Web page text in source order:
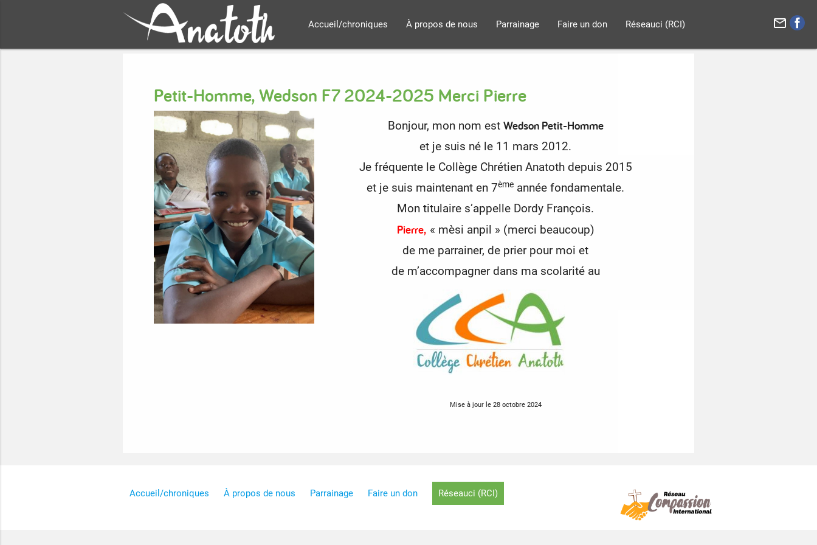
Accueil/chroniques À propos de nous Parrainage Faire un don Réseauci (RCI) mail_outline
Petit-Homme, Wedson F7 2024-2025 Merci Pierre
Bonjour, mon nom est Wedson Petit-Homme
et je suis né le 11 mars 2012.
Je fréquente le Collège Chrétien Anatoth depuis 2015
et je suis maintenant en 7ème année fondamentale.
Mon titulaire s’appelle Dordy François.
Pierre, « mèsi anpil » (merci beaucoup)
de me parrainer, de prier pour moi et
de m’accompagner dans ma scolarité au
Mise à jour le 28 octobre 2024
Accueil/chroniques À propos de nous Parrainage Faire un don Réseauci (RCI)